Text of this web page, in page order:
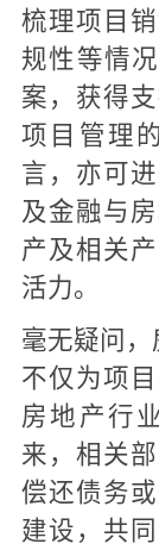
梳理项目
规性等情
案，获得
项目管理
言，亦可
及金融与
产及相关
活力。
毫无疑问，
不仅为项
房地产行
来，相关
偿还债务
建设，共